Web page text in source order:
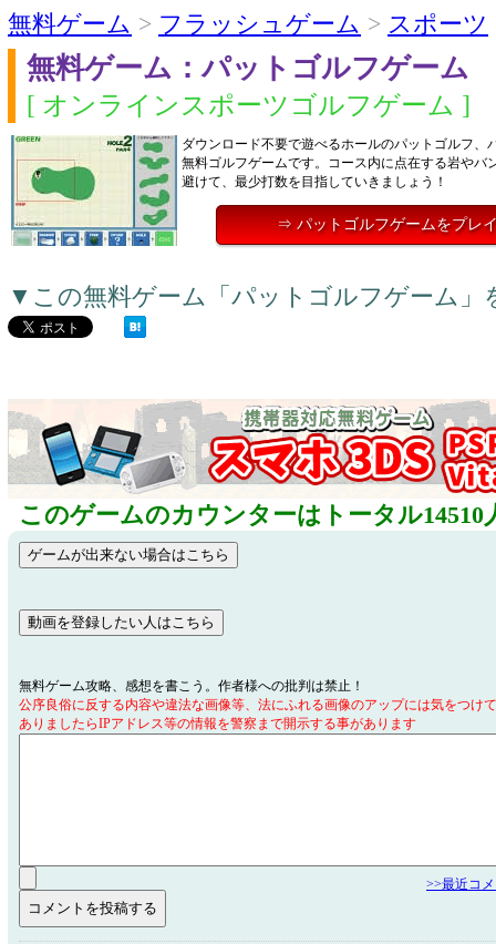
無料ゲーム > フラッシュゲーム > スポーツ
無料ゲーム：パットゴルフゲーム
[ オンラインスポーツゴルフゲーム ]
ダウンロード不要で遊べるホールのパットゴルフ、
無料ゴルフゲームです。コース内に点在する岩やバ
避けて、最少打数を目指していきましょう！
⇒ パットゴルフゲームをプレ
▼この無料ゲーム「パットゴルフゲーム」
このゲームのカウンターはトータル14510
無料ゲーム攻略、感想を書こう。作者様への批判は禁止！
公序良俗に反する内容や違法な画像等、法にふれる画像のアップには気をつけ
ありましたらIPアドレス等の情報を警察まで開示する事があります
>>最近コ